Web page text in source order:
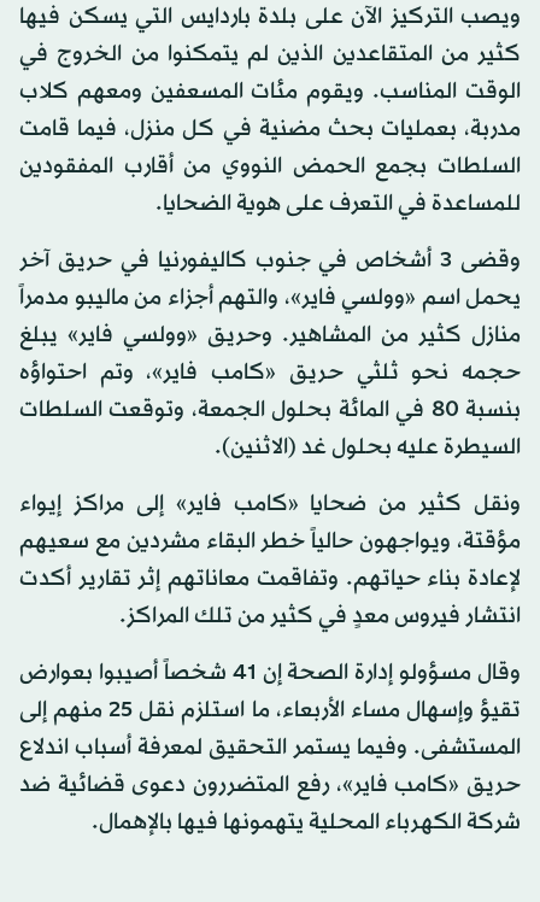
ويصب التركيز الآن على بلدة باردايس التي يسكن فيها
كثير من المتقاعدين الذين لم يتمكنوا من الخروج في
الوقت المناسب. ويقوم مئات المسعفين ومعهم كلاب
مدربة، بعمليات بحث مضنية في كل منزل، فيما قامت
السلطات بجمع الحمض النووي من أقارب المفقودين
للمساعدة في التعرف على هوية الضحايا.
وقضى 3 أشخاص في جنوب كاليفورنيا في حريق آخر
يحمل اسم «وولسي فاير»، والتهم أجزاء من ماليبو مدمراً
منازل كثير من المشاهير. وحريق «وولسي فاير» يبلغ
حجمه نحو ثلثي حريق «كامب فاير»، وتم احتواؤه
بنسبة 80 في المائة بحلول الجمعة، وتوقعت السلطات
السيطرة عليه بحلول غد (الاثنين).
ونقل كثير من ضحايا «كامب فاير» إلى مراكز إيواء
مؤقتة، ويواجهون حالياً خطر البقاء مشردين مع سعيهم
لإعادة بناء حياتهم. وتفاقمت معاناتهم إثر تقارير أكدت
انتشار فيروس معدٍ في كثير من تلك المراكز.
وقال مسؤولو إدارة الصحة إن 41 شخصاً أصيبوا بعوارض
تقيؤ وإسهال مساء الأربعاء، ما استلزم نقل 25 منهم إلى
المستشفى. وفيما يستمر التحقيق لمعرفة أسباب اندلاع
حريق «كامب فاير»، رفع المتضررون دعوى قضائية ضد
شركة الكهرباء المحلية يتهمونها فيها بالإهمال.